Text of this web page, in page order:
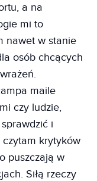
a na
mi to
nawet w stanie
osób chcących
maile
czy ludzie,
i
czytam krytyków
puszczają w
Siłą rzeczy